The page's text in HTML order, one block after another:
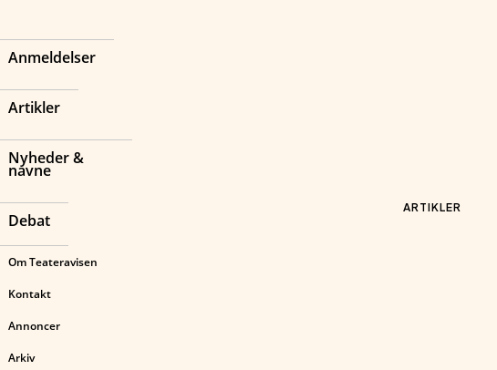
Anmeldelser
Artikler
Nyheder &
navne
Debat
Om Teateravisen
Kontakt
Annoncer
Arkiv
ARTIKLER